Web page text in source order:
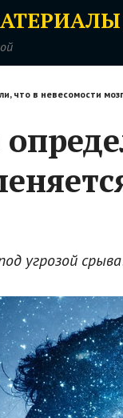
что в невесомости
угрозой